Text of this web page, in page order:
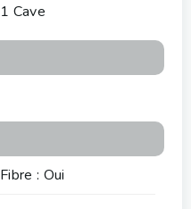
1 Cave
Fibre : Oui